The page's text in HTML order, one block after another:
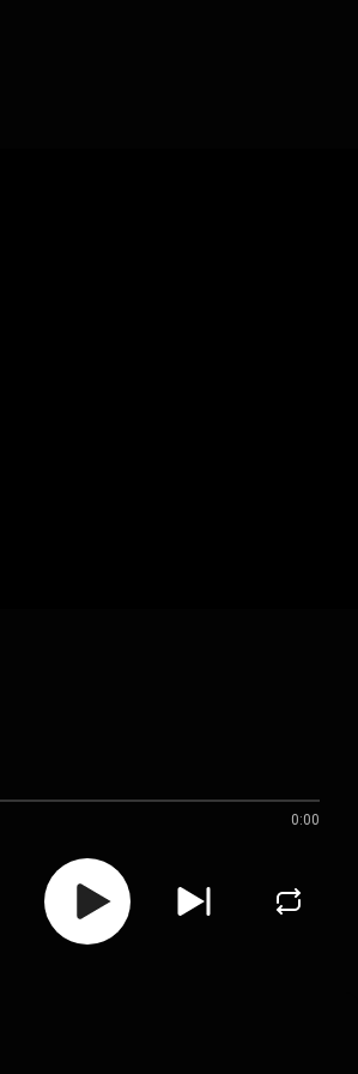
0:00